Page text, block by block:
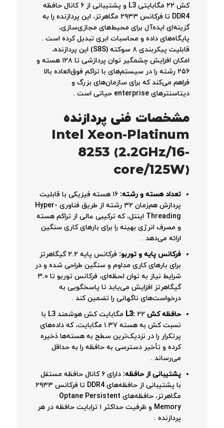
کش ۲۲ مگابایتی L3 و پشتیبانی از ۶ کانال حافظه
DDR4 تا فرکانس ۲۹۳۳ مگاهرتز، این پردازنده را به
گزینه‌ای ایده‌آل برای محیط‌های مجازی‌سازی،
پایگاه‌های داده و محاسبات ابری تبدیل کرده است .
قابلیت پیکربندی ۸ سوکته (S8S) این پردازنده،
امکان افزایش چشمگیر توان پردازشی تا ۱۲۸ هسته و
۲۵۶ رشته را در سیستم‌های با تراکم فوق‌العاده بالا
فراهم می‌کند که برای سازمان‌های بزرگ و
دیتاسنترهای enterprise حیاتی است
.
مشخصات فنی پردازنده
Intel Xeon-Platinum
8253 (2.2GHz/16-
core/125W)
تعداد هسته و رشته:
۱۶ هسته فیزیکی با قابلیت
پردازش هم‌زمان ۳۲ رشته از طریق فناوری Hyper-
Threading اینتل، که ترکیبی عالی از تراکم هسته
و مصرف انرژی بهینه را برای بارهای کاری سنگین
ارائه می‌دهد .
فرکانس پایه و توربو:
فرکانس پایه ۲.۲ گیگاهرتز
برای بارهای کاری مداوم و سنگین طراحی شده و در
شرایط نیاز به توان لحظه‌ای، فرکانس توربو تا ۳.۰
گیگاهرتز افزایش می‌یابد تا پاسخگویی به
درخواست‌های ناگهانی را تضمین کند .
حافظه کش L3:
۲۲ مگابایت کش هوشمند L3 با
نسبت کش به هسته ۱.۳۷ مگابایت، که داده‌های
پرتکرار را در نزدیک‌ترین سطح به هسته‌ها ذخیره
کرده و تأخیر دسترسی به حافظه را به حداقل
می‌رساند .
پشتیبانی از حافظه:
دارای ۶ کانال حافظه مستقل
با پشتیبانی از حافظه‌های DDR4 تا فرکانس ۲۹۳۳
مگاهرتز، حافظه‌های Optane Persistent
Memory و ظرفیت حداکثر ۱ ترابایت حافظه در هر
پردازنده .